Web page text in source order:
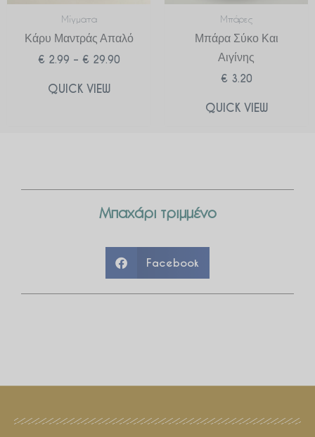
Μίγματα
Κάρυ Μαντράς Απαλό
€ 2.99 – € 29.90
QUICK VIEW
Μπάρες
Μπάρα Σύκο Και
Αιγίνης
€ 3.20
QUICK VIEW
Μπαχάρι τριμμένο
Facebook